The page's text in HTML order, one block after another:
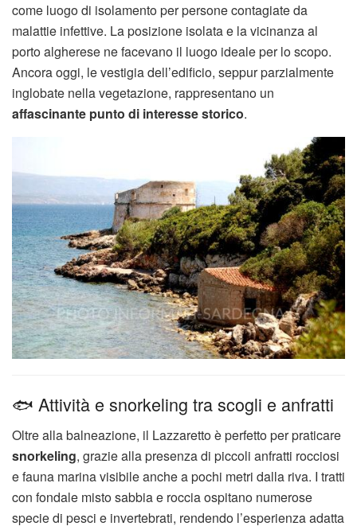
come luogo di isolamento per persone contagiate da
malattie infettive. La posizione isolata e la vicinanza al
porto algherese ne facevano il luogo ideale per lo scopo.
Ancora oggi, le vestigia dell’edificio, seppur parzialmente
inglobate nella vegetazione, rappresentano un
affascinante punto di interesse storico.
🐟 Attività e snorkeling tra scogli e anfratti
Oltre alla balneazione, il Lazzaretto è perfetto per praticare
snorkeling, grazie alla presenza di piccoli anfratti rocciosi
e fauna marina visibile anche a pochi metri dalla riva. I tratti
con fondale misto sabbia e roccia ospitano numerose
specie di pesci e invertebrati, rendendo l’esperienza adatta